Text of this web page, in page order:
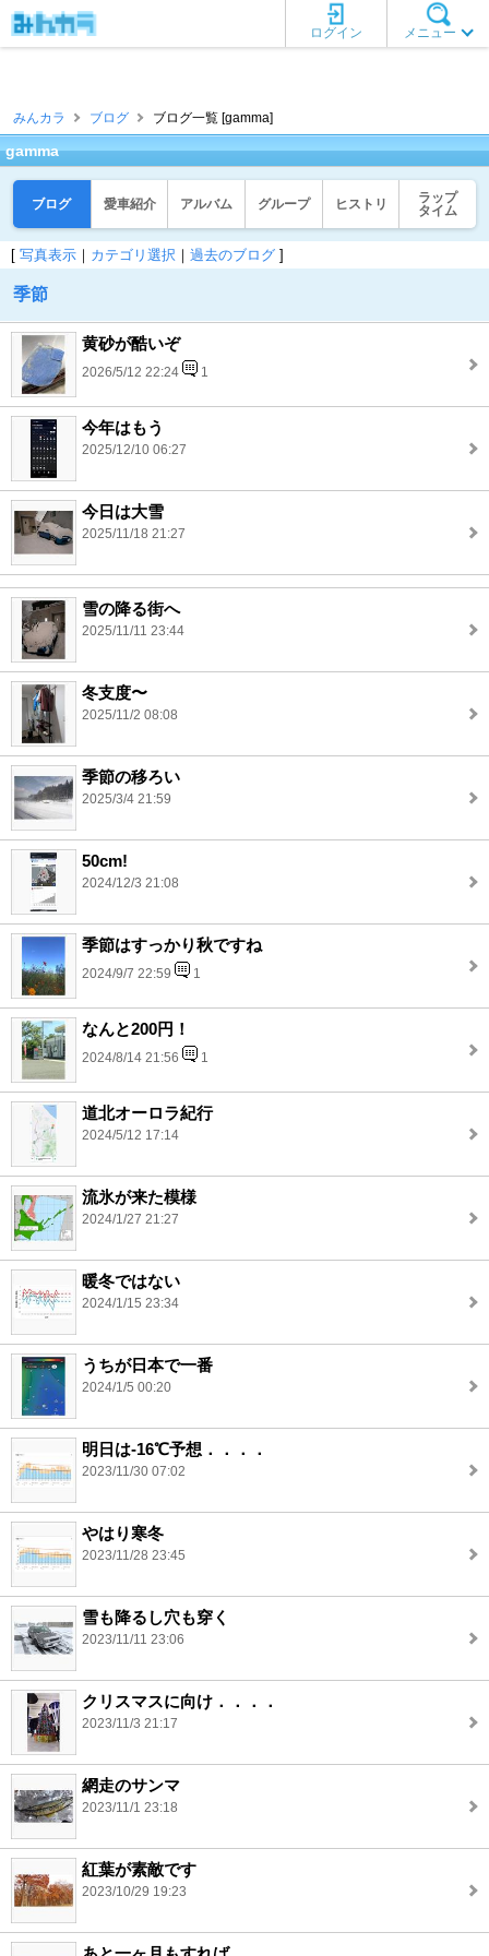
メニュー
ログイン
みんカラ ブログ ブログ一覧 [gamma]
gamma
ブログ 愛車紹介 アルバム グループ ヒストリ
ラップ
タイム
[ 写真表示 ｜ カテゴリ選択 ｜ 過去のブログ ]
季節
黄砂が酷いぞ
2026/5/12 22:24 1
今年はもう
2025/12/10 06:27
今日は大雪
2025/11/18 21:27
雪の降る街へ
2025/11/11 23:44
冬支度〜
2025/11/2 08:08
季節の移ろい
2025/3/4 21:59
50cm!
2024/12/3 21:08
季節はすっかり秋ですね
2024/9/7 22:59 1
なんと200円！
2024/8/14 21:56 1
道北オーロラ紀行
2024/5/12 17:14
流氷が来た模様
2024/1/27 21:27
暖冬ではない
2024/1/15 23:34
うちが日本で一番
2024/1/5 00:20
明日は-16℃予想．．．．
2023/11/30 07:02
やはり寒冬
2023/11/28 23:45
雪も降るし穴も穿く
2023/11/11 23:06
クリスマスに向け．．．．
2023/11/3 21:17
網走のサンマ
2023/11/1 23:18
紅葉が素敵です
2023/10/29 19:23